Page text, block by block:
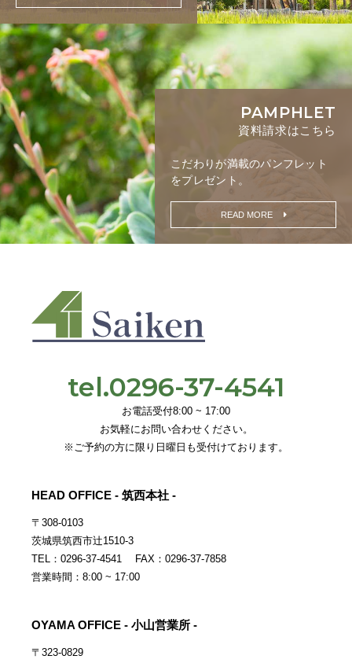
PAMPHLET
資料請求はこちら
こだわりが満載のパンフレット
をプレゼント。
READ MORE
tel.0296-37-4541
お電話受付8:00 ~ 17:00
お気軽にお問い合わせください。
※ご予約の方に限り日曜日も受付けております。
HEAD OFFICE - 筑西本社 -
〒308-0103
茨城県筑西市辻1510-3
TEL：0296-37-4541 FAX：0296-37-7858
営業時間：8:00 ~ 17:00
OYAMA OFFICE - 小山営業所 -
〒323-0829